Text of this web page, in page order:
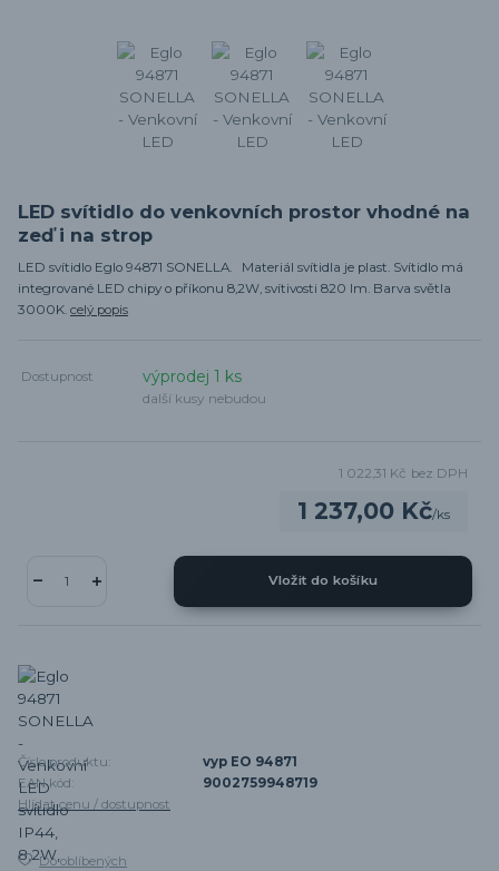
LED svítidlo do venkovních prostor vhodné na
zeď i na strop
LED svítidlo Eglo 94871 SONELLA. Materiál svítidla je plast. Svítidlo má
integrované LED chipy o příkonu 8,2W, svítivosti 820 lm. Barva světla
3000K. celý popis
Dostupnost výprodej 1 ks
další kusy nebudou
1 237,00 Kč/ks
1 022,31 Kč bez DPH
Vložit do košíku
Číslo produktu:
vyp EO 94871
EAN kód:
9002759948719
Hlídat cenu / dostupnost
Do oblíbených